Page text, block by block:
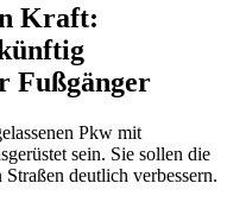
Kraft:
Fußgänger
Pkw mit
sein. Sie sollen die
deutlich verbessern.